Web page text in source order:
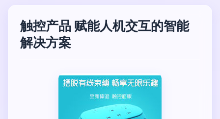
触控产品 赋能人机交互的智能
解决方案